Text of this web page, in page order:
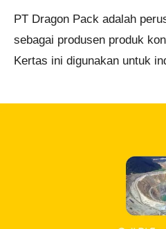
PT Dragon Pack adalah
sebagai produsen produk
Kertas ini digunakan untuk